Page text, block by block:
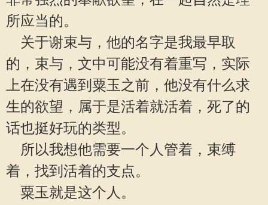
所应当的。
关于谢束与，他的名字是我最早取
的，束与，文中可能没有着重写，实际
上在没有遇到粟玉之前，他没有什么求
生的欲望，属于是活着就活着，死了的
话也挺好玩的类型。
所以我想他需要一个人管着，束缚
着，找到活着的支点。
粟玉就是这个人。